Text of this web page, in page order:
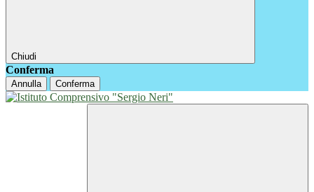
Chiudi
Conferma
Annulla Conferma